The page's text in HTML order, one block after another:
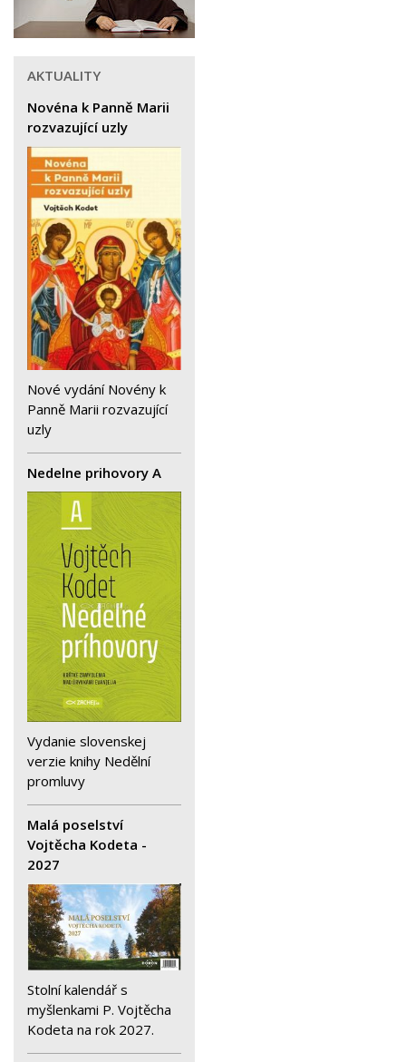
AKTUALITY
Novéna k Panně Marii
rozvazující uzly
Nové vydání Novény k
Panně Marii rozvazující
uzly
Nedelne prihovory A
Vydanie slovenskej
verzie knihy Nedělní
promluvy
Malá poselství
Vojtěcha Kodeta -
2027
Stolní kalendář s
myšlenkami P. Vojtěcha
Kodeta na rok 2027.